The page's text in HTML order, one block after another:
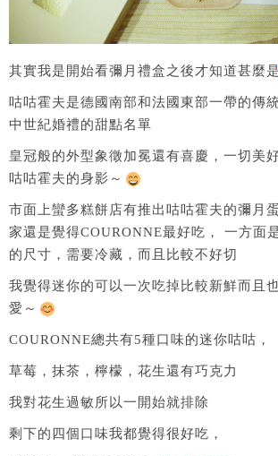
其實我是開始看彌月禮盒之後才知道甚麼是
咕咕霍夫是德國南部和法國東部一帶的傳
中世紀婚禮的甜點名單
皇冠般的外型象徵加冕還有喜慶，一切美
咕咕霍夫的身影～
市面上蠻多糕餅店有推出咕咕霍夫的彌月
家還是覺得COURONNE最好吃， 一方面
的尺寸，需要冷藏，而且比較不好切
我覺得迷你的可以一次吃掉比較新鮮而且
愛～
COURONNE總共有5種口味的迷你咕咕，
草莓，抹茶，檸檬，花生還有巧克力
我對花生過敏所以一開始就排除
剩下的四個口味我都覺得很好吃，